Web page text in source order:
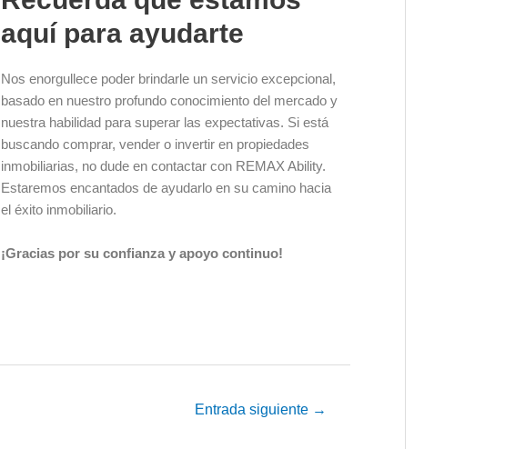
aquí para ayudarte
Nos enorgullece poder brindarle un servicio excepcional,
basado en nuestro profundo conocimiento del mercado y
nuestra habilidad para superar las expectativas. Si está
buscando comprar, vender o invertir en propiedades
inmobiliarias, no dude en contactar con REMAX Ability.
Estaremos encantados de ayudarlo en su camino hacia
el éxito inmobiliario.
¡Gracias por su confianza y apoyo continuo!
Entrada siguiente →